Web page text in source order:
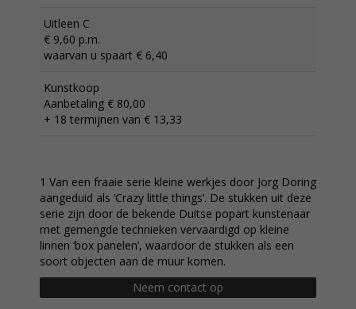
Uitleen C
€ 9,60 p.m.
waarvan u spaart € 6,40
Kunstkoop
Aanbetaling € 80,00
+ 18 termijnen van € 13,33
1 Van een fraaie serie kleine werkjes door Jorg Doring
aangeduid als ‘Crazy little things’. De stukken uit deze
serie zijn door de bekende Duitse popart kunstenaar
met gemengde technieken vervaardigd op kleine
linnen ‘box panelen’, waardoor de stukken als een
soort objecten aan de muur komen.
Neem contact op